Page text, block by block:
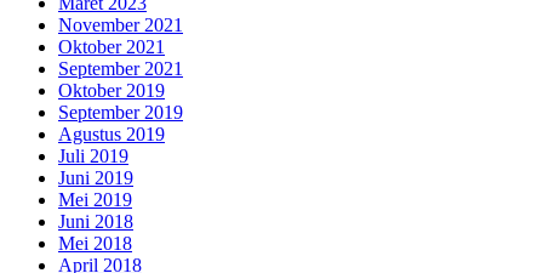
November 2021
Oktober 2021
September 2021
Oktober 2019
September 2019
Agustus 2019
Juli 2019
Juni 2019
Mei 2019
Juni 2018
Mei 2018
April 2018